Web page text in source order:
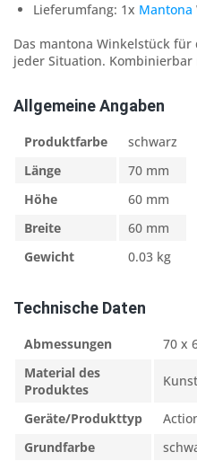
Lieferumfang: 1x Mantona
Das mantona Winkelstück
jeder Situation.
Allgemeine Angaben
Produktfarbe
schwarz
Länge
70 mm
Höhe
60 mm
Breite
60 mm
Gewicht
0.03 kg
Technische Daten
Abmessungen
70 x
Material des
Produktes
Geräte/Produkttyp
Grundfarbe